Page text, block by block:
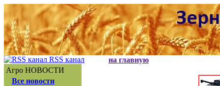
RSS канал
Агро НОВОСТИ
Все новости
на главную